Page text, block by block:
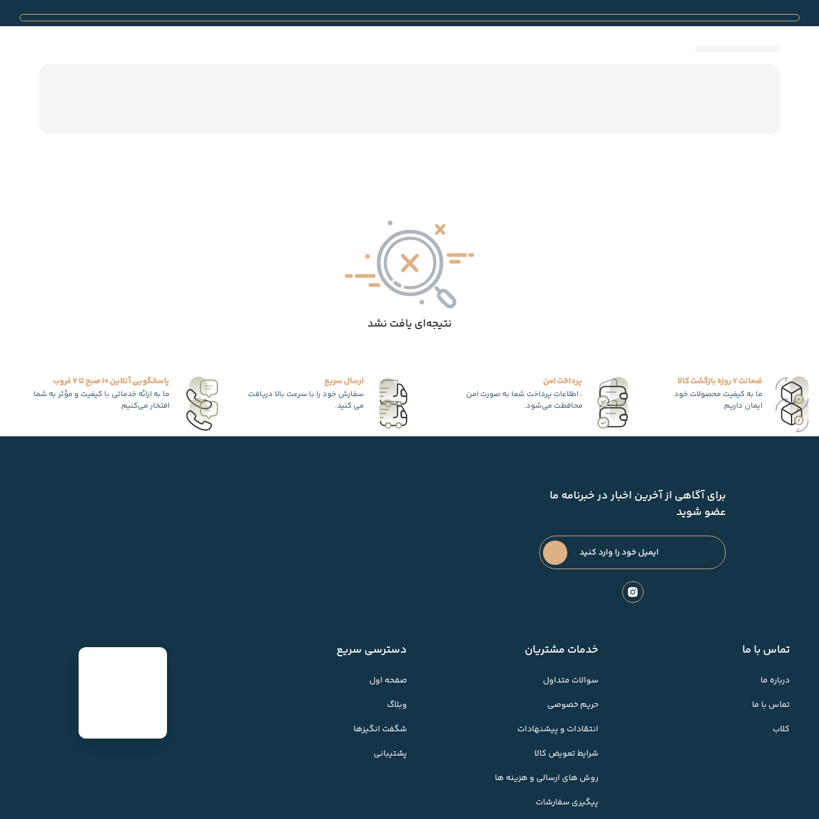
نتیجه‌ای یافت نشد
ضمانت 7 روزه بازگشت کالا
ما به کیفیت محصولات خود
ایمان داریم
پرداخت امن
، اطلاعات پرداخت شما به صورت امن
محافظت می‌شود.
ارسال سریع
سفارش خود را با سرعت بالا دریافت
می کنید.
پاسخگویی آنلاین 10 صبح تا 7 غروب
ما به ارائه خدماتی با کیفیت و مؤثر به شما
افتخار می‌کنیم
برای آگاهی از آخرین اخبار در خبرنامه ما
عضو شوید
تماس با ما
درباره ما
تماس با ما
کلاب
خدمات مشتریان
سوالات متداول
حریم خصوصی
انتقادات و پیشنهادات
شرایط تعویض کالا
روش های ارسالی و هزینه ها
پیگیری سفارشات
دسترسی سریع
صفحه اول
وبلاگ
شگفت انگیزها
پشتیبانی